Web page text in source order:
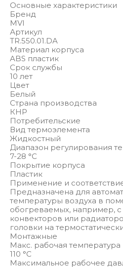
Основные характеристики
Бренд
MVI
Артикул
TR.550.01.DA
Материал корпуса
ABS пластик
Срок службы
10 лет
Цвет
Белый
Страна производства
КНР
Потребительские
Вид термоэлемента
Жидкостный
Диапазон регулирования
7-28 °С
Покрытие корпуса
Пластик
Применение и
Предназначена для
температуры воздуха в
обогреваемых, например,
конвекторов или
головки на
Монтажные
Макс. рабочая температура
110 °С
Максимальное рабочее